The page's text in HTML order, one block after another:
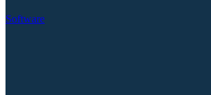
Software